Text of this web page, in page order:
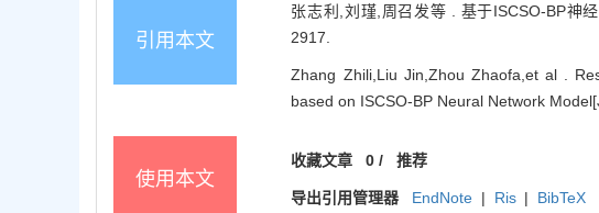
引用本文
张志利,刘瑾,周召发等 . 基于ISCSO-BP神
2917.
Zhang Zhili,Liu Jin,Zhou Zhaofa,et al .
based on ISCSO-BP Neural Network
使用本文
收藏文章 0 /推荐
导出引用管理器 EndNote | Ris | BibTeX